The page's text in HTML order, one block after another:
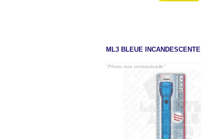
ML3 BLEUE INCANDESCENTE
"Photo non contractuelle"